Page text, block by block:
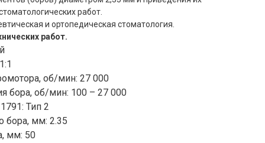
работ.
и ортопедическая стоматология.
работ.
об/мин: 27 000
бора, об/мин: 100 – 27 000
Тип 2
бора, мм: 2.35
мм: 50